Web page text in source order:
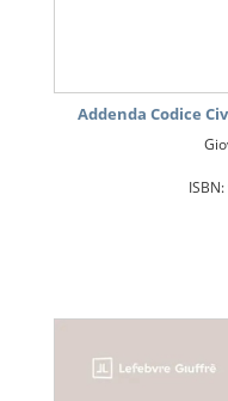
Addenda Codice